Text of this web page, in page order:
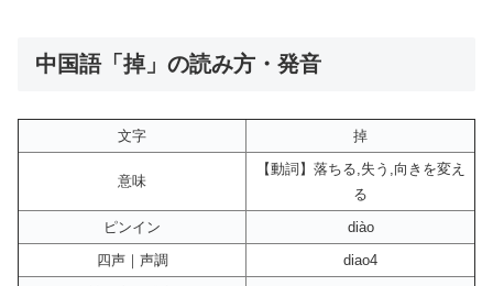
中国語「掉」の読み方・発音
文字 掉
意味
【動詞】落ちる,失う,向きを変え
る
ピンイン
diào
四声｜声調
diao4